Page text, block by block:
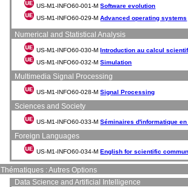
US-M1-INFO60-001-MSoftware evolution
US-M1-INFO60-029-MAdvanced operating systems
Numerical and Statistical Analysis
US-M1-INFO60-030-MIntroduction au calcul
US-M1-INFO60-032-MSimulation
Multimedia Signal Processing
US-M1-INFO60-028-MSignal Processing
Sciences and Society
US-M1-INFO60-033-MSéminaires d'informatique
Foreign Languages
US-M1-INFO60-034-MEnglish for scientific
Thématiques : Autres Options
Data Science and Artificial Intelligence